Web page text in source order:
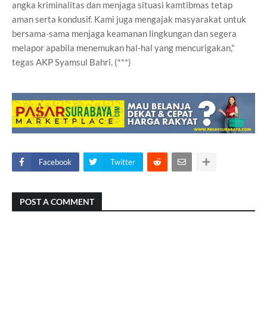
angka kriminalitas dan menjaga situasi kamtibmas tetap
aman serta kondusif. Kami juga mengajak masyarakat untuk
bersama-sama menjaga keamanan lingkungan dan segera
melapor apabila menemukan hal-hal yang mencurigakan,"
tegas AKP Syamsul Bahri. (***)
Facebook Twitter
POST A COMMENT